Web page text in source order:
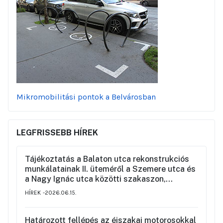
Mikromobilitási pontok a Belvárosban
LEGFRISSEBB HÍREK
Tájékoztatás a Balaton utca rekonstrukciós
munkálatainak II. üteméről a Szemere utca és
a Nagy Ignác utca közötti szakaszon,
valamint a környék ideiglenes forgalmi
HÍREK 2026.06.15.
Határozott fellépés az éjszakai motorosokkal